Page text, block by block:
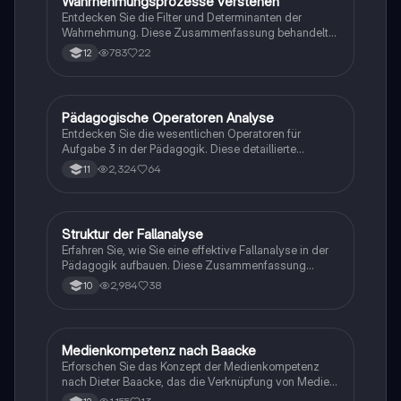
Verhaltenstherapie und mehr.
Entdecken Sie die Filter und Determinanten der
Wahrnehmung. Diese Zusammenfassung behandelt
die verschiedenen Stufen des
Wahrnehmungsprozesses, einschließlich der
sich mit den Grundlagen der Wahrnehmung und den
damit verbundenen Fehlern auseinandersetzen
möchten.
12 783 22
Pädagogik
Pädagogische Operatoren Analyse
Entdecken Sie die wesentlichen Operatoren für
Aufgabe 3 in der Pädagogik. Diese detaillierte
Anleitung bietet eine Schritt-für-Schritt-Erklärung zu
Beurteilung, Erörterung, Handlungsoptionen und
verbessern möchten.
11 2,324 64
Pädagogik
Struktur der Fallanalyse
Erfahren Sie, wie Sie eine effektive Fallanalyse in der
Pädagogik aufbauen. Diese Zusammenfassung
behandelt die wichtigsten Schritte, einschließlich der
Einleitung, der theoretischen Analyse und der
Anwendung von Lerntheorien vertiefen möchten. Typ:
Zusammenfassung.
10 2,984 38
Pädagogik
Medienkompetenz nach Baacke
Erforschen Sie das Konzept der Medienkompetenz
nach Dieter Baacke, das die Verknüpfung von Medien
und Pädagogik betont. Diese Zusammenfassung